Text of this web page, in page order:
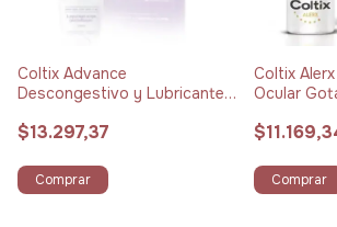
Coltix Advance
Descongestivo y Lubricante
$13.297,37
Comprar
Coltix
Ocular
Comprar